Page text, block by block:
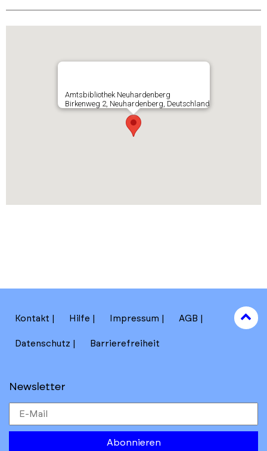
Amtsbibliothek Neuhardenberg
Birkenweg 2, Neuhardenberg, Deutschland
Kontakt Hilfe Impressum AGB
Datenschutz Barrierefreiheit
Newsletter
Abonnieren
to
top